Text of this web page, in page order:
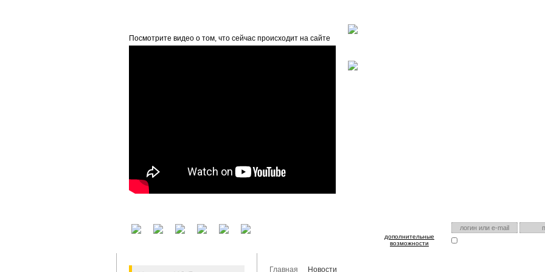
Посмотрите видео о том, что сейчас происходит на сайте
дополнительные
возможности
Главная Новости